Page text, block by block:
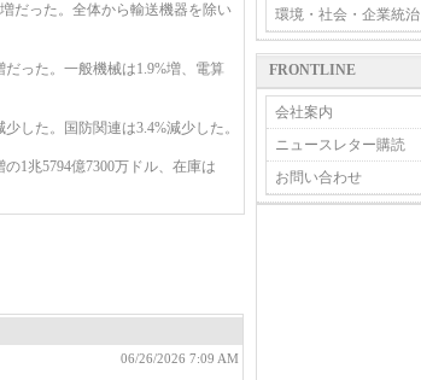
だった。全体から輸送機器を除い
った。一般機械は1.9%増、電算
した。国防関連は3.4%減少した。
1兆5794億7300万ドル、在庫は
06/26/2026 7:09 AM
環境・社会・企業統治
FRONTLINE
会社案内
ニュースレター購読
お問い合わせ